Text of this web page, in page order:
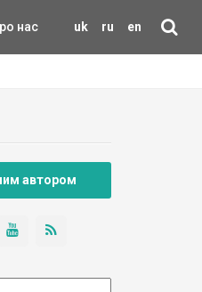
uk ru en
нас
автором